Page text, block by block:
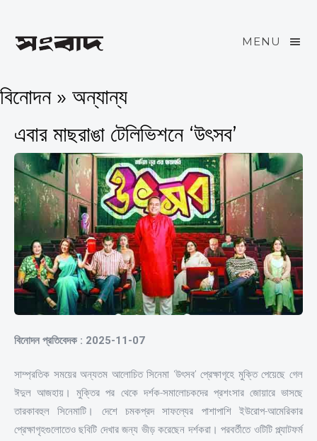
MENU
বিনোদন » অন্যান্য
এবার মাছরাঙা টেলিভিশনে ‘উৎসব’
বিনোদন প্রতিবেদক : 2025-11-07
সাম্প্রতিক সময়ের অন্যতম আলোচিত সিনেমা ‘উৎসব’ প্রেক্ষাগৃহে মুক্তি পেয়েছে গেল
ঈদুল আজহায়। মুক্তির পর থেকে দর্শক-সমালোচকদের প্রশংসার জোয়ারে ভাসছে
তারকাবহুল সিনেমাটি। দেশে চমকপ্রদ সাফল্যের পাশাপাশি ইউরোপ-আমেরিকার
প্রেক্ষাগৃহগুলোতেও ছবিটি দেখার জন্য ভীড় করেছেন দর্শকরা। পরবর্তীতে ওটিটি প্ল্যাটফর্ম